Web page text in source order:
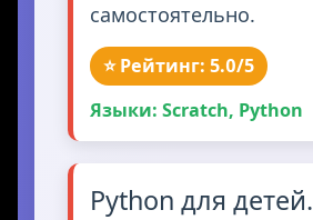
самостоятельно.
⭐ Рейтинг: 5.0/5
Языки: Scratch, Python
Python для детей.